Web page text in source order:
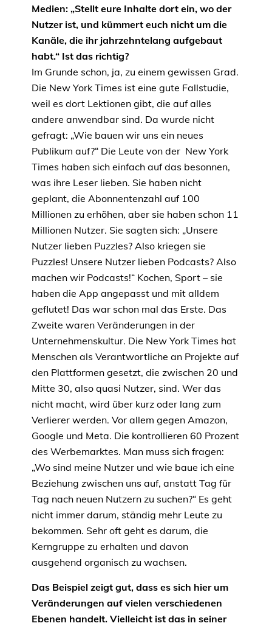
Medien: „Stellt eure Inhalte dort ein, wo der
Nutzer ist, und kümmert euch nicht um die
Kanäle, die ihr jahrzehntelang aufgebaut
habt.“ Ist das richtig?
Im Grunde schon, ja, zu einem gewissen Grad.
Die New York Times ist eine gute Fallstudie,
weil es dort Lektionen gibt, die auf alles
andere anwendbar sind. Da wurde nicht
gefragt: „Wie bauen wir uns ein neues
Publikum auf?“ Die Leute von der New York
Times haben sich einfach auf das besonnen,
was ihre Leser lieben. Sie haben nicht
geplant, die Abonnentenzahl auf 100
Millionen zu erhöhen, aber sie haben schon 11
Millionen Nutzer. Sie sagten sich: „Unsere
Nutzer lieben Puzzles? Also kriegen sie
Puzzles! Unsere Nutzer lieben Podcasts? Also
machen wir Podcasts!“ Kochen, Sport – sie
haben die App angepasst und mit alldem
geflutet! Das war schon mal das Erste. Das
Zweite waren Veränderungen in der
Unternehmenskultur. Die New York Times hat
Menschen als Verantwortliche an Projekte auf
den Plattformen gesetzt, die zwischen 20 und
Mitte 30, also quasi Nutzer, sind. Wer das
nicht macht, wird über kurz oder lang zum
Verlierer werden. Vor allem gegen Amazon,
Google und Meta. Die kontrollieren 60 Prozent
des Werbemarktes. Man muss sich fragen:
„Wo sind meine Nutzer und wie baue ich eine
Beziehung zwischen uns auf, anstatt Tag für
Tag nach neuen Nutzern zu suchen?“ Es geht
nicht immer darum, ständig mehr Leute zu
bekommen. Sehr oft geht es darum, die
Kerngruppe zu erhalten und davon
ausgehend organisch zu wachsen.
Das Beispiel zeigt gut, dass es sich hier um
Veränderungen auf vielen verschiedenen
Ebenen handelt. Vielleicht ist das in seiner